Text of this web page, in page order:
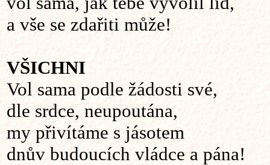
a vše se zdařiti může!
VŠICHNI
Vol sama podle žádosti své,
dle srdce, neupoutána,
my přivítáme s jásotem
dnův budoucích vládce a pána!